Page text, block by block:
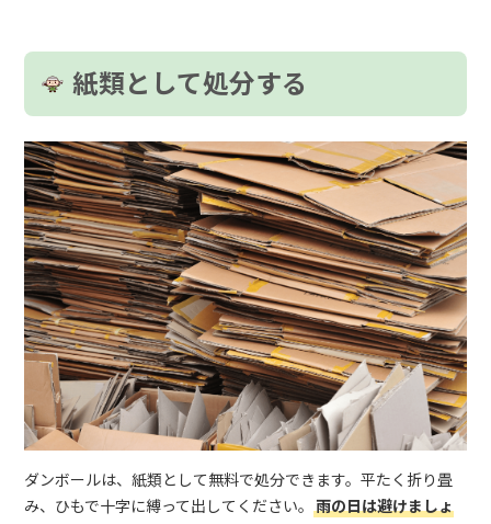
紙類として処分する
ダンボールは、紙類として無料で処分できます。平たく折り畳
み、ひもで十字に縛って出してください。雨の日は避けましょ